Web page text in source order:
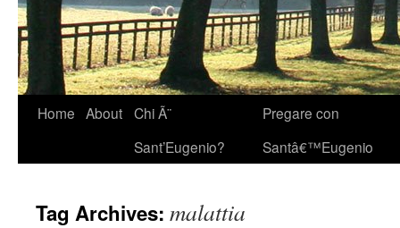
Home About Chi Ã¨
Sant’Eugenio?
Pregare con
Santâ€™Eugenio
Tag Archives: malattia